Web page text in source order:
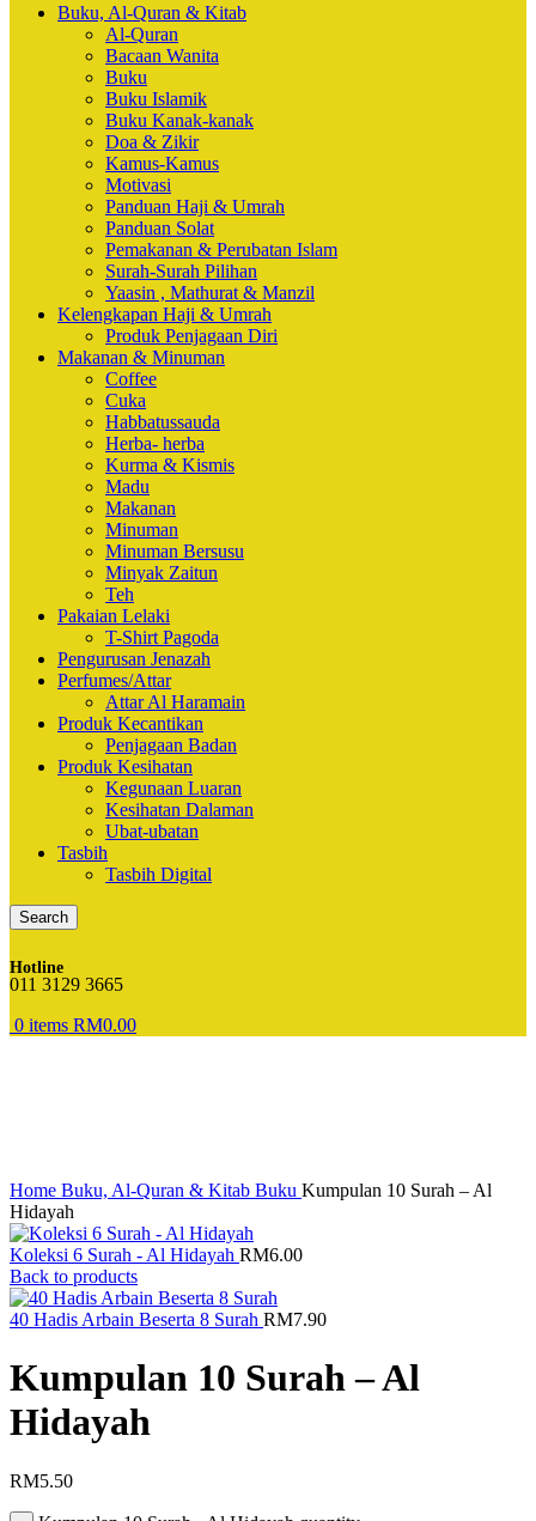
Buku, Al-Quran & Kitab
Al-Quran
Bacaan Wanita
Buku
Buku Islamik
Buku Kanak-kanak
Doa & Zikir
Kamus-Kamus
Motivasi
Panduan Haji & Umrah
Panduan Solat
Pemakanan & Perubatan Islam
Surah-Surah Pilihan
Yaasin , Mathurat & Manzil
Kelengkapan Haji & Umrah
Produk Penjagaan Diri
Makanan & Minuman
Coffee
Cuka
Habbatussauda
Herba- herba
Kurma & Kismis
Madu
Makanan
Minuman
Minuman Bersusu
Minyak Zaitun
Teh
Pakaian Lelaki
T-Shirt Pagoda
Pengurusan Jenazah
Perfumes/Attar
Attar Al Haramain
Produk Kecantikan
Penjagaan Badan
Produk Kesihatan
Kegunaan Luaran
Kesihatan Dalaman
Ubat-ubatan
Tasbih
Tasbih Digital
Search
Hotline
011 3129 3665
0 items RM0.00
Home Buku, Al-Quran & Kitab Buku Kumpulan 10 Surah – Al
Hidayah
Koleksi 6 Surah - Al Hidayah RM6.00
Back to products
40 Hadis Arbain Beserta 8 Surah RM7.90
Kumpulan 10 Surah – Al
Hidayah
RM5.50